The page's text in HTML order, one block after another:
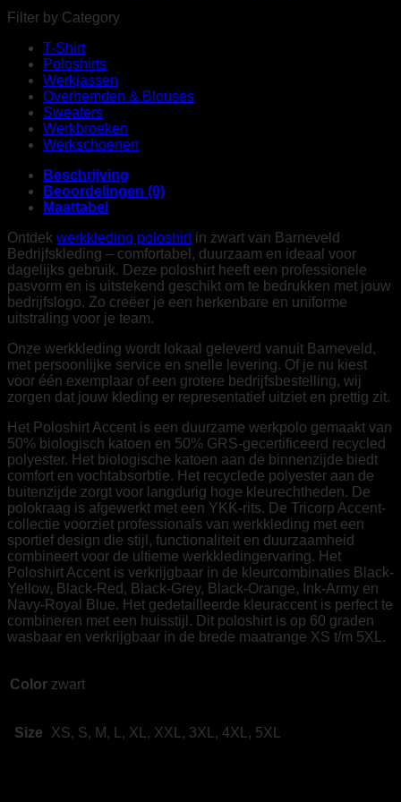
Filter by Category
T-Shirt
Poloshirts
Werkjassen
Overhemden & Blouses
Sweaters
Werkbroeken
Werkschoenen
Beschrijving
Beoordelingen (0)
Maattabel
Ontdek werkkleding poloshirtin zwart van Barneveld
Bedrijfskleding – comfortabel, duurzaam en ideaal voor
dagelijks gebruik. Deze poloshirt heeft een professionele
pasvorm en is uitstekend geschikt om te bedrukken met jouw
bedrijfslogo. Zo creëer je een herkenbare en uniforme
uitstraling voor je team.
Onze werkkleding wordt lokaal geleverd vanuit Barneveld,
met persoonlijke service en snelle levering. Of je nu kiest
voor één exemplaar of een grotere bedrijfsbestelling, wij
zorgen dat jouw kleding er representatief uitziet en prettig zit.
Het Poloshirt Accent is een duurzame werkpolo gemaakt van
50% biologisch katoen en 50% GRS-gecertificeerd recycled
polyester. Het biologische katoen aan de binnenzijde biedt
comfort en vochtabsorbtie. Het recyclede polyester aan de
buitenzijde zorgt voor langdurig hoge kleurechtheden. De
polokraag is afgewerkt met een YKK-rits. De Tricorp Accent-
collectie voorziet professionals van werkkleding met een
sportief design die stijl, functionaliteit en duurzaamheid
combineert voor de ultieme werkkledingervaring. Het
Poloshirt Accent is verkrijgbaar in de kleurcombinaties Black-
Yellow, Black-Red, Black-Grey, Black-Orange, Ink-Army en
Navy-Royal Blue. Het gedetailleerde kleuraccent is perfect te
combineren met een huisstijl. Dit poloshirt is op 60 graden
wasbaar en verkrijgbaar in de brede maatrange XS t/m 5XL.
Color zwart
Size XS, S, M, L, XL, XXL, 3XL, 4XL, 5XL